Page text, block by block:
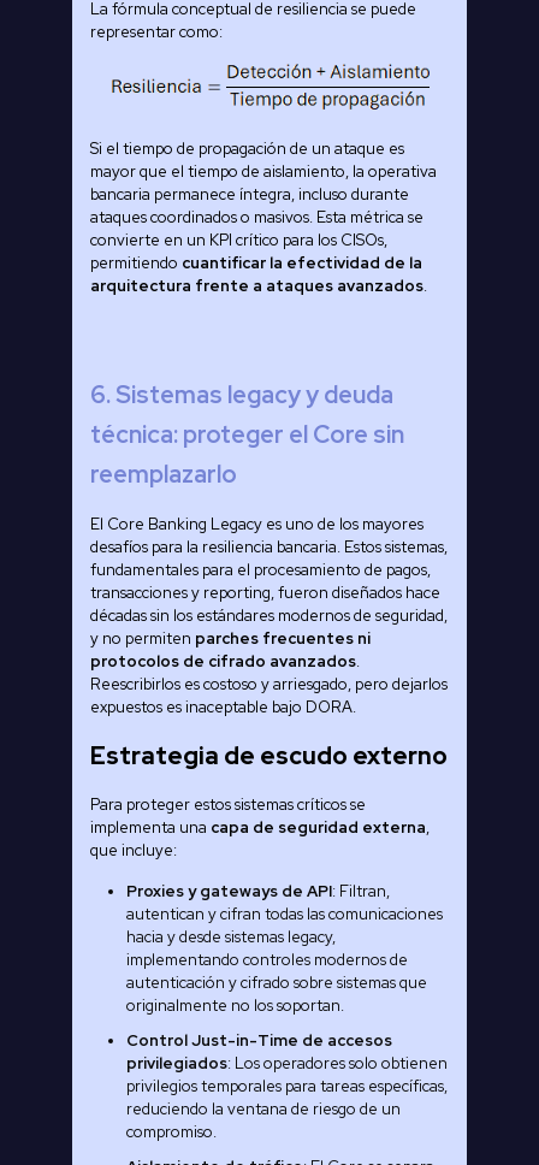
La fórmula conceptual de resiliencia se puede
representar como:
Si el tiempo de propagación de un ataque es
mayor que el tiempo de aislamiento, la operativa
bancaria permanece íntegra, incluso durante
ataques coordinados o masivos. Esta métrica se
convierte en un KPI crítico para los CISOs,
permitiendo cuantificar la efectividad de la
arquitectura frente a ataques avanzados.
6. Sistemas legacy y deuda
técnica: proteger el Core sin
reemplazarlo
El Core Banking Legacy es uno de los mayores
desafíos para la resiliencia bancaria. Estos sistemas,
fundamentales para el procesamiento de pagos,
transacciones y reporting, fueron diseñados hace
décadas sin los estándares modernos de seguridad,
y no permiten parches frecuentes ni
protocolos de cifrado avanzados.
Reescribirlos es costoso y arriesgado, pero dejarlos
expuestos es inaceptable bajo DORA.
Estrategia de escudo externo
Para proteger estos sistemas críticos se
implementa una capa de seguridad externa,
que incluye:
Proxies y gateways de API: Filtran,
autentican y cifran todas las comunicaciones
hacia y desde sistemas legacy,
implementando controles modernos de
autenticación y cifrado sobre sistemas que
originalmente no los soportan.
Control Just-in-Time de accesos
privilegiados: Los operadores solo obtienen
privilegios temporales para tareas específicas,
reduciendo la ventana de riesgo de un
compromiso.